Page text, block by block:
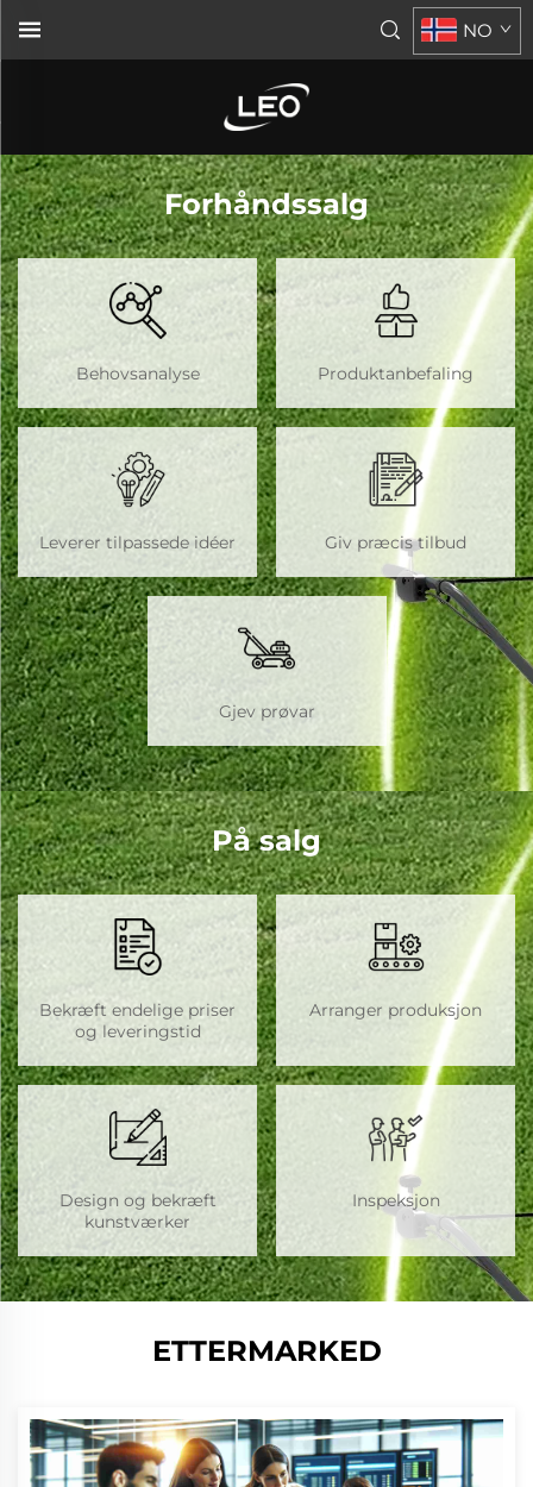
NO
Forhåndssalg
Behovsanalyse Produktanbefaling
Leverer tilpassede idéer Giv præcis tilbud
Gjev prøvar
På salg
Bekræft endelige priser
og leveringstid
Arranger produksjon
Design og bekræft
kunstværker
Inspeksjon
ETTERMARKED